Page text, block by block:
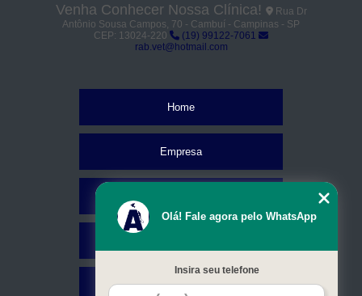
Venha Conhecer Nossa Clínica!
Rua Dr
Antônio Sousa Campos, 70 - Cambuí - Campinas - SP
CEP: 13024-220
(19) 99122-7061
rab.vet@hotmail.com
Home
Empresa
Contato
Olá! Fale agora pelo WhatsApp
Insira seu telefone